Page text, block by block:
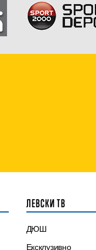
ЛЕВСКИ ТВ
ДЮШ
Ексклузивно